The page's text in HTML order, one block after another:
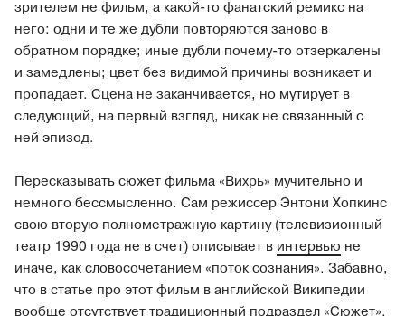
зрителем не фильм, а какой-то фанатский ремикс на
него: одни и те же дубли повторяются заново в
обратном порядке; иные дубли почему-то отзеркалены
и замедлены; цвет без видимой причины возникает и
пропадает. Сцена не заканчивается, но мутирует в
следующий, на первый взгляд, никак не связанный с
ней эпизод.
Пересказывать сюжет фильма «Вихрь» мучительно и
немного бессмысленно. Сам режиссер Энтони Хопкинс
свою вторую полнометражную картину (телевизионный
театр 1990 года не в счет) описывает в интервью не
иначе, как словосочетанием «поток сознания». Забавно,
что в статье про этот фильм в английской Википедии
вообще отсутствует традиционный подраздел «Сюжет».